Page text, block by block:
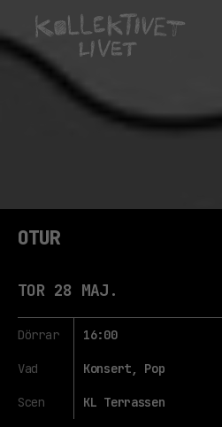
OTUR
TOR 28 MAJ.
Dörrar 16:00
Vad Konsert, Pop
Scen KL Terrassen